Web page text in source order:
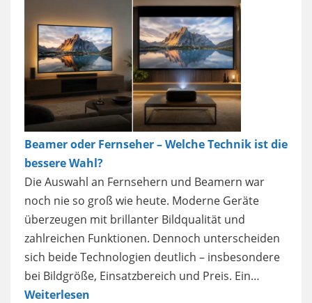
Consent Management
Platform
Beamer oder Fernseher – Welche Technik ist die
bessere Wahl?
Die Auswahl an Fernsehern und Beamern war
noch nie so groß wie heute. Moderne Geräte
überzeugen mit brillanter Bildqualität und
zahlreichen Funktionen. Dennoch unterscheiden
sich beide Technologien deutlich – insbesondere
bei Bildgröße, Einsatzbereich und Preis. Ein…
Weiterlesen